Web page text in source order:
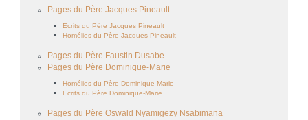
Pages du Père Jacques Pineault
Ecrits du Père Jacques Pineault
Homélies du Père Jacques Pineault
Pages du Père Faustin Dusabe
Pages du Père Dominique-Marie
Homélies du Père Dominique-Marie
Ecrits du Père Dominique-Marie
Pages du Père Oswald Nyamigezy Nsabimana